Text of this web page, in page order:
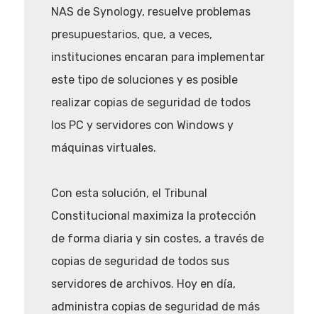
NAS de Synology, resuelve problemas
presupuestarios, que, a veces,
instituciones encaran para implementar
este tipo de soluciones y es posible
realizar copias de seguridad de todos
los PC y servidores con Windows y
máquinas virtuales.
Con esta solución, el Tribunal
Constitucional maximiza la protección
de forma diaria y sin costes, a través de
copias de seguridad de todos sus
servidores de archivos. Hoy en día,
administra copias de seguridad de más